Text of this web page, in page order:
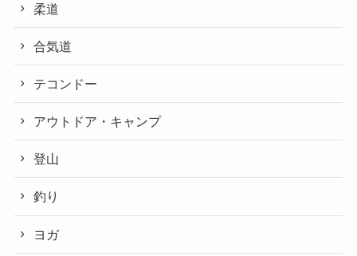
柔道
合気道
テコンドー
アウトドア・キャンプ
登山
釣り
ヨガ